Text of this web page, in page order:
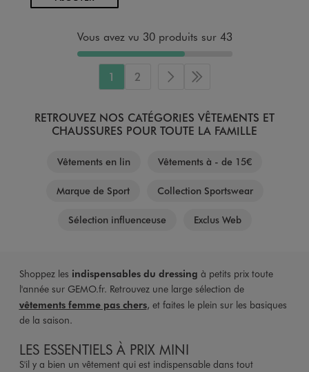
Vous avez vu 30 produits sur 43
1 2 Page suivante
Dernière page
RETROUVEZ NOS CATÉGORIES VÊTEMENTS ET
CHAUSSURES POUR TOUTE LA FAMILLE
Vêtements en lin Vêtements à - de 15€
Marque de Sport Collection Sportswear
Sélection influenceuse Exclus Web
Shoppez les indispensables du dressing à petits prix toute
l'année sur GEMO.fr. Retrouvez une large sélection de
vêtements femme pas chers, et faites le plein sur les basiques
de la saison.
LES ESSENTIELS À PRIX MINI
S'il y a bien un vêtement qui est indispensable dans tout